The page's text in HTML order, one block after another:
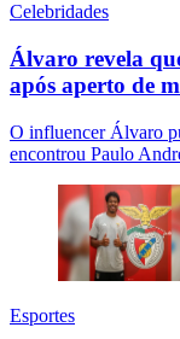
Celebridades
Álvaro revela
após aperto de
O influencer Álvaro
encontrou Paulo
Esportes